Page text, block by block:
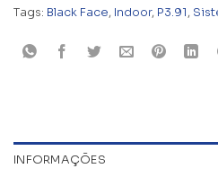
Tags: Black Face, Indoor, P3.91,
INFORMAÇÕES